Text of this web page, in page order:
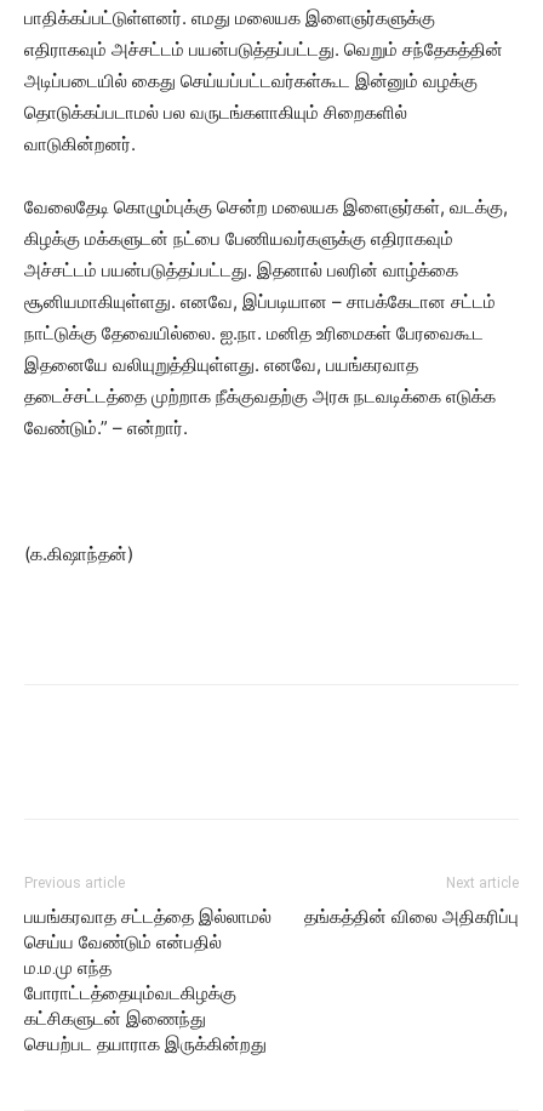
பாதிக்கப்பட்டுள்ளனர். எமது மலையக இளைஞர்களுக்கு
எதிராகவும் அச்சட்டம் பயன்படுத்தப்பட்டது. வெறும் சந்தேகத்தின்
அடிப்படையில் கைது செய்யப்பட்டவர்கள்கூட இன்னும் வழக்கு
தொடுக்கப்படாமல் பல வருடங்களாகியும் சிறைகளில்
வாடுகின்றனர்.
வேலைதேடி கொழும்புக்கு சென்ற மலையக இளைஞர்கள், வடக்கு,
கிழக்கு மக்களுடன் நட்பை பேணியவர்களுக்கு எதிராகவும்
அச்சட்டம் பயன்படுத்தப்பட்டது. இதனால் பலரின் வாழ்க்கை
சூனியமாகியுள்ளது. எனவே, இப்படியான – சாபக்கேடான சட்டம்
நாட்டுக்கு தேவையில்லை. ஐ.நா. மனித உரிமைகள் பேரவைகூட
இதனையே வலியுறுத்தியுள்ளது. எனவே, பயங்கரவாத
தடைச்சட்டத்தை முற்றாக நீக்குவதற்கு அரசு நடவடிக்கை எடுக்க
வேண்டும்.” – என்றார்.
(க.கிஷாந்தன்)
Previous article
பயங்கரவாத சட்டத்தை இல்லாமல்
செய்ய வேண்டும் என்பதில்
ம.ம.மு எந்த
போராட்டத்தையும்வடகிழக்கு
கட்சிகளுடன் இணைந்து
செயற்பட தயாராக இருக்கின்றது
Next article
தங்கத்தின் விலை அதிகரிப்பு